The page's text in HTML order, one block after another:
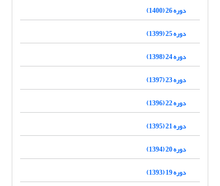
دوره 26 (1400)
دوره 25 (1399)
دوره 24 (1398)
دوره 23 (1397)
دوره 22 (1396)
دوره 21 (1395)
دوره 20 (1394)
دوره 19 (1393)